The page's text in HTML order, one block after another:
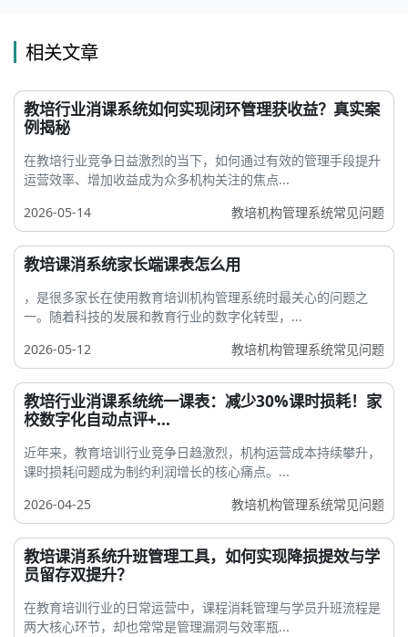
相关文章
教培行业消课系统如何实现闭环管理获收益？真实案
例揭秘
在教培行业竞争日益激烈的当下，如何通过有效的管理手段提升
运营效率、增加收益成为众多机构关注的焦点...
2026-05-14
教培机构管理系统常见问题
教培课消系统家长端课表怎么用
，是很多家长在使用教育培训机构管理系统时最关心的问题之
一。随着科技的发展和教育行业的数字化转型，...
2026-05-12
教培机构管理系统常见问题
教培行业消课系统统一课表：减少30%课时损耗！家
校数字化自动点评+...
近年来，教育培训行业竞争日趋激烈，机构运营成本持续攀升，
课时损耗问题成为制约利润增长的核心痛点。...
2026-04-25
教培机构管理系统常见问题
教培课消系统升班管理工具，如何实现降损提效与学
员留存双提升？
在教育培训行业的日常运营中，课程消耗管理与学员升班流程是
两大核心环节，却也常常是管理漏洞与效率瓶...